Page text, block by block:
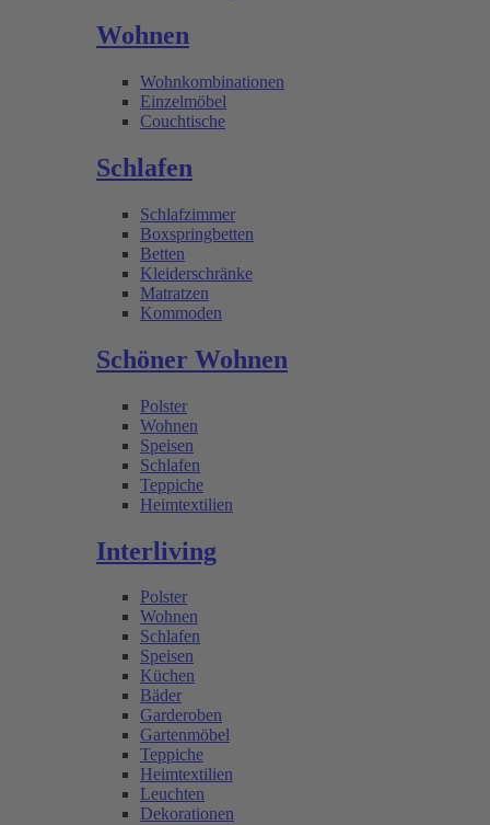
Wohnen
Wohnkombinationen
Einzelmöbel
Couchtische
Schlafen
Schlafzimmer
Boxspringbetten
Betten
Kleiderschränke
Matratzen
Kommoden
Schöner Wohnen
Polster
Wohnen
Speisen
Schlafen
Teppiche
Heimtextilien
Interliving
Polster
Wohnen
Schlafen
Speisen
Küchen
Bäder
Garderoben
Gartenmöbel
Teppiche
Heimtextilien
Leuchten
Dekorationen